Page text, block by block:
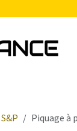
S&P Piquage à